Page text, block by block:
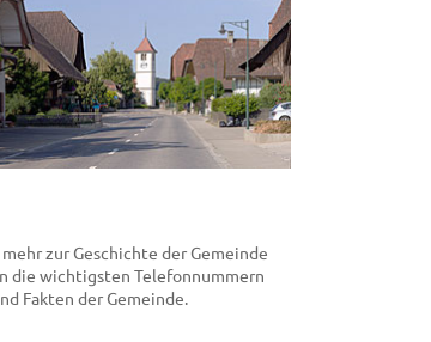
zur Geschichte der Gemeinde
die wichtigsten Telefonnummern
Fakten der Gemeinde.